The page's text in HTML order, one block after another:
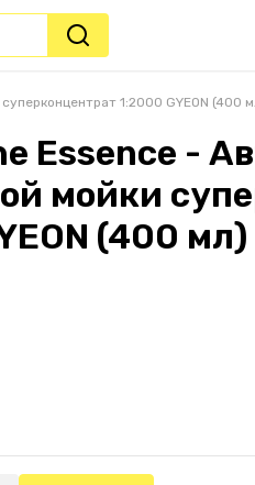
1:2000 GYEON (400
Essence -
мойки
(400 мл)